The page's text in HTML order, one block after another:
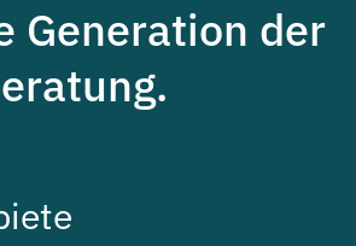
Generation der